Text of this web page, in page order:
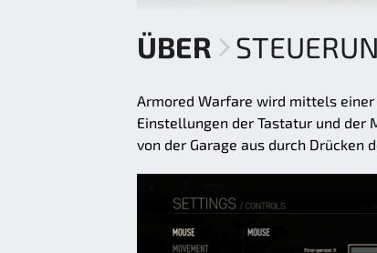
ÜBER
Armored Warfare wird mittels
Einstellungen der Tastatur und der
von der Garage aus durch Drücken